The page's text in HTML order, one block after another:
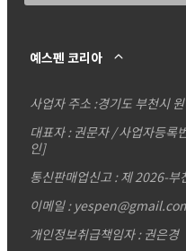
예스펜 코리아
사업자 주소 :경기도 부천시
대표자 : 권문자 / 사업자등
인]
통신판매업신고 : 제 2026-
이메일 :
개인정보취급책임자 : 권은경